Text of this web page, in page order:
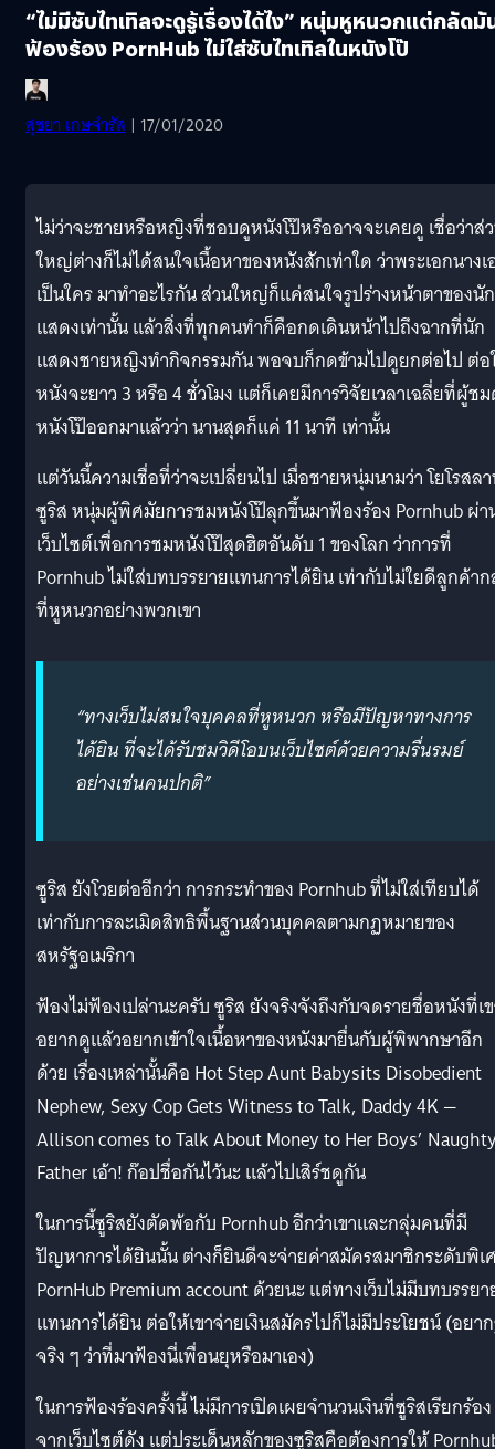
“ไม่มีซับไทเทิลจะดูรู้เรื่องได้ไง” หนุ่มหูหนวกแต่กลัดมั
ฟ้องร้อง PornHub ไม่ใส่ซับไทเทิลในหนังโป๊
สุชยา เกษจำรัส | 17/01/2020
ไม่ว่าจะชายหรือหญิงที่ชอบดูหนังโป๊หรืออาจจะเคยดู เชื่อว่าส่
ใหญ่ต่างก็ไม่ได้สนใจเนื้อหาของหนังสักเท่าใด ว่าพระเอกนาง
เป็นใคร มาทำอะไรกัน ส่วนใหญ่ก็แค่สนใจรูปร่างหน้าตาของนัก
แสดงเท่านั้น แล้วสิ่งที่ทุกคนทำก็คือกดเดินหน้าไปถึงฉากที่นัก
แสดงชายหญิงทำกิจกรรมกัน พอจบก็กดข้ามไปดูยกต่อไป ต่อ
หนังจะยาว 3 หรือ 4 ชั่วโมง แต่ก็เคยมีการวิจัยเวลาเฉลี่ยที่ผู้ช
หนังโป๊ออกมาแล้วว่า นานสุดก็แค่ 11 นาที เท่านั้น
แต่วันนี้ความเชื่อที่ว่าจะเปลี่ยนไป เมื่อชายหนุ่มนามว่า โยโรสล
ซูริส หนุ่มผู้พิศมัยการชมหนังโป๊ลุกขึ้นมาฟ้องร้อง Pornhub ผ่า
เว็บไซต์เพื่อการชมหนังโป๊สุดฮิตอันดับ 1 ของโลก ว่าการที่
Pornhub ไม่ใส่บทบรรยายแทนการได้ยิน เท่ากับไม่ใยดีลูกค้า
ที่หูหนวกอย่างพวกเขา
“ทางเว็บไม่สนใจบุคคลที่หูหนวก หรือมีปัญหาทางการ
ได้ยิน ที่จะได้รับชมวิดีโอบนเว็บไซต์ด้วยความรื่นรมย์
อย่างเช่นคนปกติ”
ซูริส ยังโวยต่ออีกว่า การกระทำของ Pornhub ที่ไม่ใส่เทียบได้
เท่ากับการละเมิดสิทธิพื้นฐานส่วนบุคคลตามกฏหมายของ
สหรัฐอเมริกา
ฟ้องไม่ฟ้องเปล่านะครับ ซูริส ยังจริงจังถึงกับจดรายชื่อหนังที่เ
อยากดูแล้วอยากเข้าใจเนื้อหาของหนังมายื่นกับผู้พิพากษาอีก
ด้วย เรื่องเหล่านั้นคือ Hot Step Aunt Babysits Disobedient
Nephew, Sexy Cop Gets Witness to Talk, Daddy 4K —
Allison comes to Talk About Money to Her Boys’
Father เอ้า! ก๊อปชื่อกันไว้นะ แล้วไปเสิร์ชดูกัน
ในการนี้ซูริสยังตัดพ้อกับ Pornhub อีกว่าเขาและกลุ่มคนที่มี
ปัญหาการได้ยินนั้น ต่างก็ยินดีจะจ่ายค่าสมัครสมาชิกระดับพิเ
PornHub Premium account ด้วยนะ แต่ทางเว็บไม่มีบทบรรย
แทนการได้ยิน ต่อให้เขาจ่ายเงินสมัครไปก็ไม่มีประโยชน์ (อยา
จริง ๆ ว่าที่มาฟ้องนี่เพื่อนยุหรือมาเอง)
ในการฟ้องร้องครั้งนี้ ไม่มีการเปิดเผยจำนวนเงินที่ซูริสเรียกร้อง
จากเว็บไซต์ดัง แต่ประเด็นหลักของซูริสคือต้องการให้